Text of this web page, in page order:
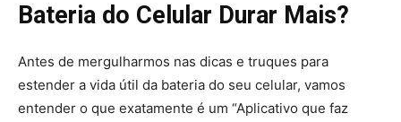
Bateria do Celular Durar Mais?
Antes de mergulharmos nas dicas e truques para
estender a vida útil da bateria do seu celular, vamos
entender o que exatamente é um “Aplicativo que faz